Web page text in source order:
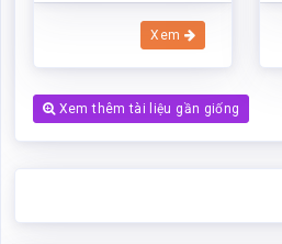
Xem
Xem thêm tài liệu gần giống